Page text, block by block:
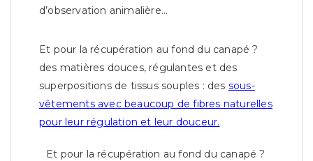
d’observation animalière…
Et pour la récupération au fond du canapé ?
des matières douces, régulantes et des
superpositions de tissus souples : des sous-
vêtements avec beaucoup de fibres naturelles
pour leur régulation et leur douceur.
Et pour la récupération au fond du canapé ?